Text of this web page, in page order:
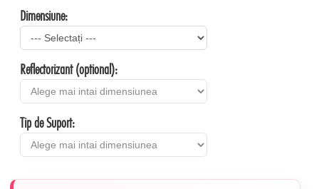
Dimensiune:
Reflectorizant (optional):
Tip de Suport: